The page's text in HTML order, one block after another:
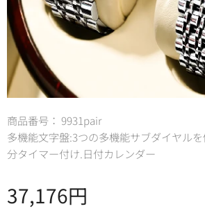
商品番号： 9931pair
多機能文字盤:3つの多機能サブダイヤル
分タイマー付け.日付カレンダー
37,176円